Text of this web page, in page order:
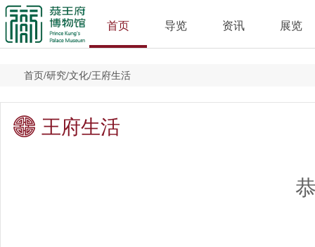
首页 导览 资讯 展览
首页/研究/文化/王府生活
王府生活